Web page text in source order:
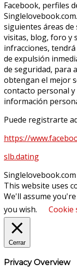
Facebook, perfiles
siguientes áreas
visitas, blog, foro y
infracciones,
de expulsión
de seguridad, para
obtengan el mejor
contacto personal
información
Puede registrarte
https://
slb.dating
This website uses
We'll assume
you wish.
Cookie
Cerrar
Privacy Overview